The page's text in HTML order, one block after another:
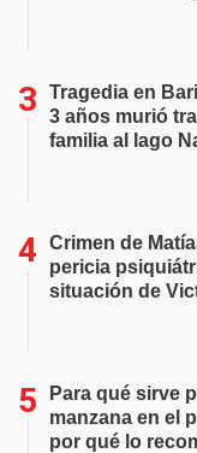
Tragedia en
3 años murió
familia al lago
Crimen de
pericia
situación de
Para qué sirve
manzana en el
por qué lo